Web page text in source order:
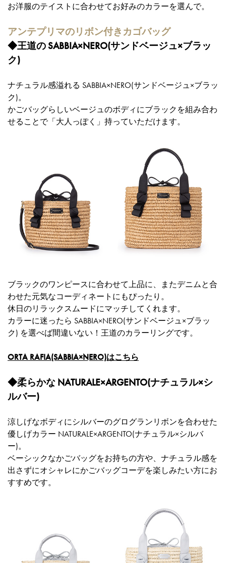
お洋服のテイストに合わせてお好みのカラーを選んで。
アンテプリマのリボン付きカゴバッグ
◆王道の SABBIA×NERO(サンドベージュ×ブラッ
ク)
ナチュラル感溢れる SABBIA×NERO(サンドベージュ×ブラッ
ク)。
かごバッグらしいベージュのボディにブラックを組み合わ
せることで「大人っぽく」持っていただけます。
ブラックのワンピースに合わせて上品に、またデニムと合
わせた元気なコーディネートにもぴったり。
休日のリラックスムードにマッチしてくれます。
カラーに迷ったら SABBIA×NERO(サンドベージュ×ブラッ
ク) を選べば間違いない！王道のカラーリングです。
ORTA RAFIA(SABBIA×NERO)はこちら
◆柔らかな NATURALE×ARGENTO(ナチュラル×シ
ルバー)
涼しげなボディにシルバーのグログランリボンを合わせた
優しげカラー NATURALE×ARGENTO(ナチュラル×シルバ
ー)。
ベーシックなかごバッグをお持ちの方や、ナチュラル感を
出さずにオシャレにかごバッグコーデを楽しみたい方にお
すすめです。